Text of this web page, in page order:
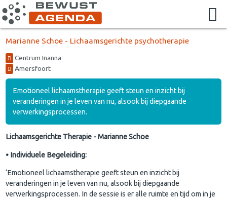
Marianne Schoe - Lichaamsgerichte psychotherapie
Centrum Inanna
Amersfoort
Emotioneel lichaamstherapie geeft steun en inzicht bij
veranderingen in je leven van nu, alsook bij diepgaande
verwerkingsprocessen.
Lichaamsgerichte Therapie - Marianne Schoe
• Individuele Begeleiding:
‘Emotioneel lichaamstherapie geeft steun en inzicht bij
veranderingen in je leven van nu, alsook bij diepgaande
verwerkingsprocessen. In de sessie is er alle ruimte en tijd om in je